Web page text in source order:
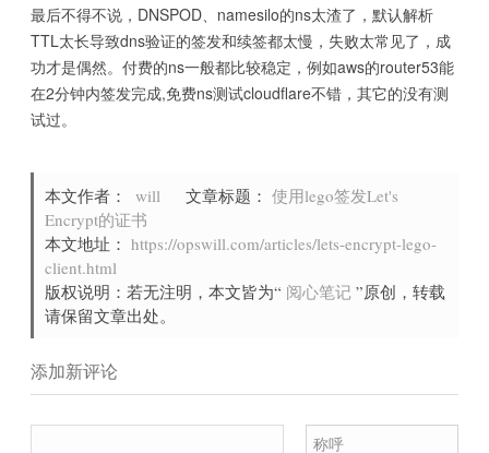
cp -f $save_path/certificates/*.key /usr/local/
rm -rf /usr/local/openresty/nginx/conf/vhosts/keys/
    /usr/local/openresty/bin/openresty -s reload
   ;;
*)
   echo "用法: 2. 续签证书 $0 renew "
   echo "用法: 3. 复制证书，reload服务 $0 reload"
;;
esac
最后不得不说，DNSPOD、namesilo的ns太渣了，默认解析
TTL太长导致dns验证的签发和续签都太慢，失败太常见了，成
功才是偶然。付费的ns一般都比较稳定，例如aws的router53能
在2分钟内签发完成,免费ns测试cloudflare不错，其它的没有测
试过。
本文作者： will 文章标题： 使用lego签发Let's
Encrypt的证书
本文地址： https://opswill.com/articles/lets-encrypt-lego-
client.html
版权说明：若无注明，本文皆为“ 阅心笔记 ”原创，转载
请保留文章出处。
添加新评论
称呼